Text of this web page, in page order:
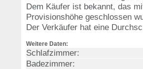
Dem Käufer ist bekannt, das
Provisionshöhe geschlossen
Der Verkäufer hat eine
Weitere Daten:
Schlafzimmer:
Badezimmer: